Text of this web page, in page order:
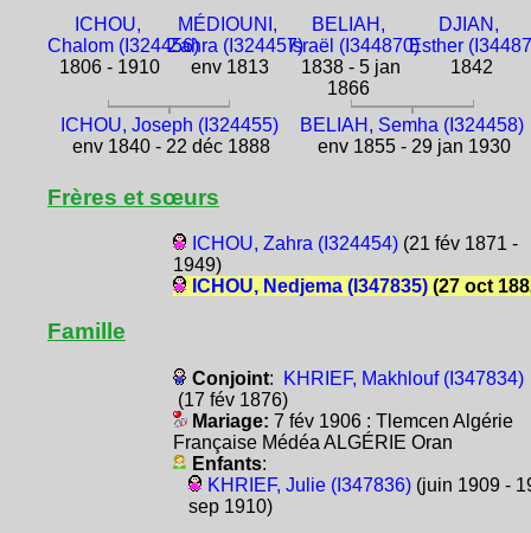
ICHOU,
Chalom (I324456)
1806 - 1910
MÉDIOUNI,
Zahra (I324457)
env 1813
BELIAH,
Israël (I344870)
1838 - 5 jan
1866
DJIAN,
Esther
1842
ICHOU, Joseph (I324455)
env 1840 - 22 déc 1888
BELIAH, Semha (I324458)
env 1855 - 29 jan 1930
Frères et sœurs
ICHOU, Zahra (I324454)(21 fév 1871 -
1949)
ICHOU, Nedjema (I347835)(27 oct
Famille
Conjoint:
KHRIEF, Makhlouf (I347834)
(17 fév 1876)
Mariage: 7 fév 1906 : Tlemcen Algérie
Française Médéa ALGÉRIE Oran
Enfants:
KHRIEF, Julie (I347836)(juin 1909 -
sep 1910)